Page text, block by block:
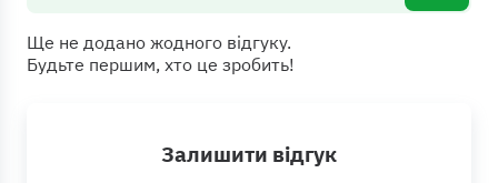
Ще не додано жодного відгуку.
Будьте першим, хто це зробить!
Залишити відгук